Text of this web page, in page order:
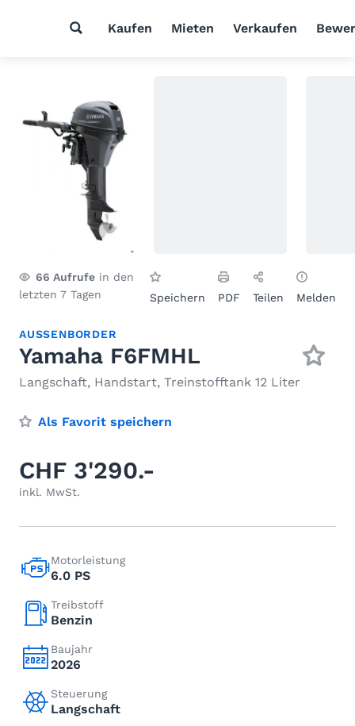
Kaufen Mieten Verkaufen
66 Aufrufe in den
letzten 7 Tagen
Speichern PDF Teilen Melden
AUSSENBORDER
Yamaha F6FMHL
Langschaft, Handstart, Treinstofftank 12 Liter
Als Favorit speichern
CHF 3'290.-
inkl. MwSt.
Motorleistung
6.0 PS
Treibstoff
Benzin
Baujahr
2026
Steuerung
Langschaft